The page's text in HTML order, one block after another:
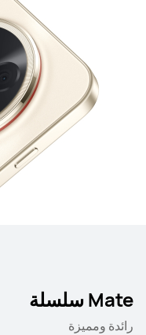
Mate سلسلة
رائدة ومميزة